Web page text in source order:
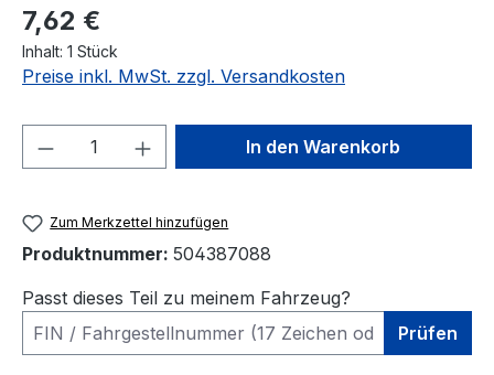
Regulärer Preis:
7,62 €
Inhalt: 1 Stück
Preise inkl. MwSt. zzgl. Versandkosten
Produkt Anzahl: Gib denIn den Warenkorb
Zum Merkzettel hinzufügen
Produktnummer: 504387088
Passt dieses Teil zu meinem Fahrzeug?
Prüfen